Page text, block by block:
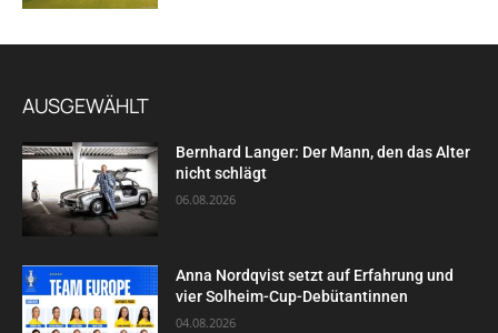
AUSGEWÄHLT
Bernhard Langer: Der Mann, den das Alter
nicht schlägt
06.08.2026
Anna Nordqvist setzt auf Erfahrung und
vier Solheim-Cup-Debütantinnen
04.08.2026